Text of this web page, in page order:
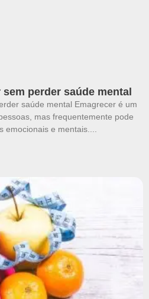
perder saúde mental
saúde mental Emagrecer é um
mas frequentemente pode
emocionais e mentais.